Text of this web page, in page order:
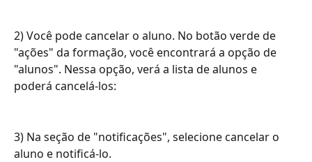
2) Você pode cancelar o aluno. No botão verde de
"ações" da formação, você encontrará a opção de
"alunos". Nessa opção, verá a lista de alunos e
poderá cancelá-los:
3) Na seção de "notificações", selecione cancelar o
aluno e notificá-lo.